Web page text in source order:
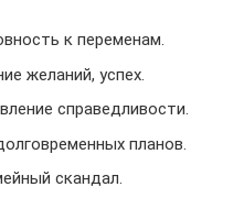
к переменам.
желаний, успех.
справедливости.
планов.
скандал.